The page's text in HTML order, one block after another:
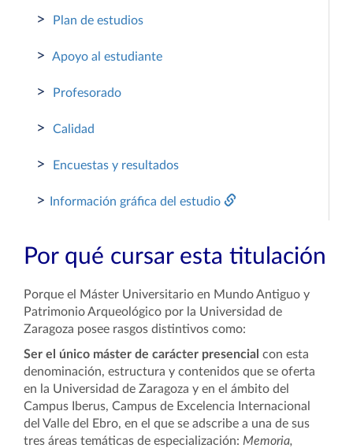
> Plan de estudios
> Apoyo al estudiante
> Profesorado
> Calidad
> Encuestas y resultados
> Información gráfica del estudio
Por qué cursar esta titulación
Porque el Máster Universitario en Mundo Antiguo y
Patrimonio Arqueológico por la Universidad de
Zaragoza posee rasgos distintivos como:
Ser el único máster de carácter presencial con esta
denominación, estructura y contenidos que se oferta
en la Universidad de Zaragoza y en el ámbito del
Campus Iberus, Campus de Excelencia Internacional
del Valle del Ebro, en el que se adscribe a una de sus
tres áreas temáticas de especialización: Memoria,